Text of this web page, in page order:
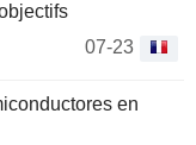
07-23
en